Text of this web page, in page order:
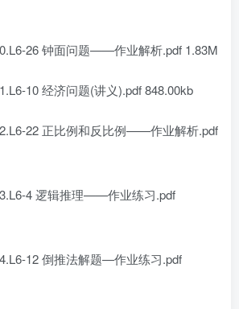
26 钟面问题——作业解析.pdf 1.83M
10 经济问题(讲义).pdf 848.00kb
22 正比例和反比例——作业解析.pdf
4 逻辑推理——作业练习.pdf
12 倒推法解题—作业练习.pdf